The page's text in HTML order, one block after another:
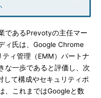
であるPrevotyの主任マー
ィ氏は、Google Chrome
ィ管理（EMM）パートナ
な一歩であると評価し、次
して構成やセキュリティポ
、これまではGoogleと数